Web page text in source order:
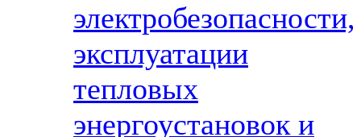
электробезопасности,
эксплуатации
тепловых
энергоустановок и